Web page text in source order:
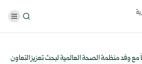
مع وفد منظمة الصحة العالمية لبحث تعزيز التعاون